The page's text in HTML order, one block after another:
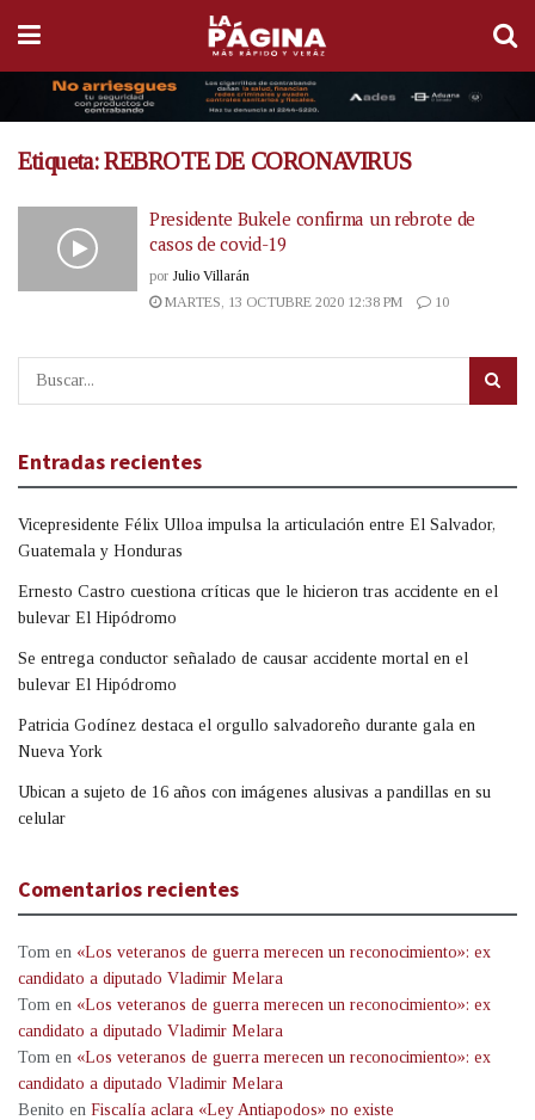
Etiqueta:REBROTE DE CORONAVIRUS
Presidente Bukele confirma un rebrote de
casos de covid-19
por Julio Villarán
MARTES, 13 OCTUBRE 2020 12:38 PM
10
Entradas recientes
Vicepresidente Félix Ulloa impulsa la articulación entre El Salvador,
Guatemala y Honduras
Ernesto Castro cuestiona críticas que le hicieron tras accidente en el
bulevar El Hipódromo
Se entrega conductor señalado de causar accidente mortal en el
bulevar El Hipódromo
Patricia Godínez destaca el orgullo salvadoreño durante gala en
Nueva York
Ubican a sujeto de 16 años con imágenes alusivas a pandillas en su
celular
Comentarios recientes
Tom en «Los veteranos de guerra merecen un reconocimiento»: ex
candidato a diputado Vladimir Melara
Tom en «Los veteranos de guerra merecen un reconocimiento»: ex
candidato a diputado Vladimir Melara
Tom en «Los veteranos de guerra merecen un reconocimiento»: ex
candidato a diputado Vladimir Melara
Benito en Fiscalía aclara «Ley Antiapodos» no existe